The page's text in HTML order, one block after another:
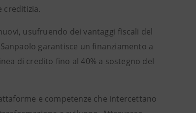
creditizia.
usufruendo dei vantaggi fiscali del
garantisce un finanziamento a
di credito fino al 40% a sostegno del
e competenze che intercettano